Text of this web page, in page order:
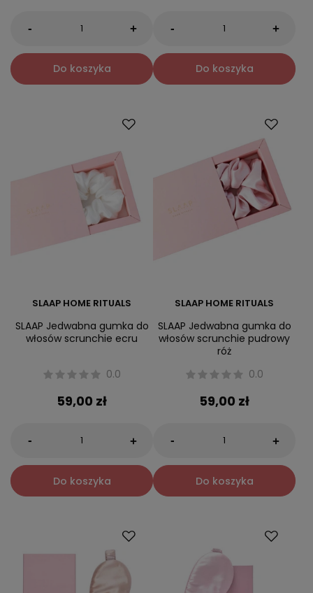
- +
Do koszyka
- +
Do koszyka
SLAAP HOME RITUALS
SLAAP Jedwabna gumka do
włosów scrunchie ecru
0.0
59,00 zł
- +
Do koszyka
SLAAP HOME RITUALS
SLAAP Jedwabna gumka do
włosów scrunchie pudrowy
róż
0.0
59,00 zł
- +
Do koszyka